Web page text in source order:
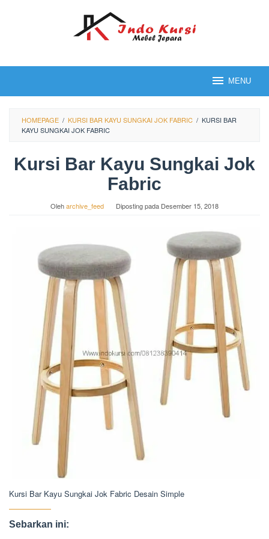
MENU
HOMEPAGE / KURSI BAR KAYU SUNGKAI JOK FABRIC / KURSI BAR
KAYU SUNGKAI JOK FABRIC
Kursi Bar Kayu Sungkai Jok
Fabric
Oleharchive_feed Diposting pada Desember 15, 2018
Kursi Bar Kayu Sungkai Jok Fabric Desain Simple
Sebarkan ini: